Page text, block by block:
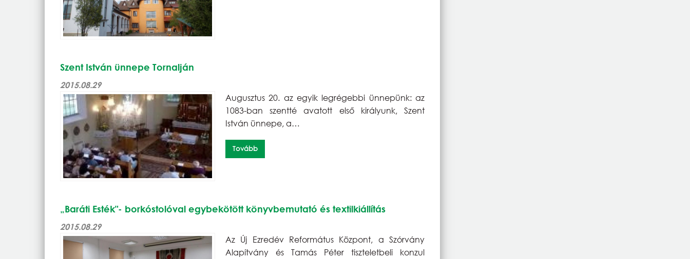
Szent István ünnepe Tornalján
2015.08.29
Augusztus 20. az egyik legrégebbi ünnepünk: az
1083-ban szentté avatott első királyunk, Szent
István ünnepe, a…
Tovább
„Baráti Esték"- borkóstolóval egybekötött könyvbemutató és textilkiállítás
2015.08.29
Az Új Ezredév Református Központ, a Szórvány
Alapítvány és Tamás Péter tiszteletbeli konzul